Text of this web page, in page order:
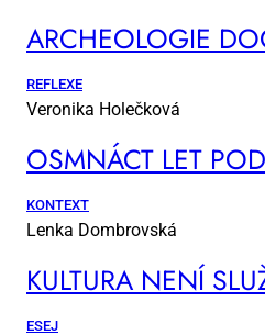
AR­CHE­O­LO­GIE
REFLEXE
Veronika Holečková
OSM­NÁCT LET
KONTEXT
Lenka Dombrovská
KUL­TU­RA NE­NÍ
ESEJ